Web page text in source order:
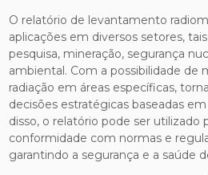
O relatório de levantamento
aplicações em diversos setores,
pesquisa, mineração, segurança
ambiental. Com a possibilidade de
radiação em áreas específicas,
decisões estratégicas baseadas
disso, o relatório pode ser utilizado
conformidade com normas e
garantindo a segurança e a saúde